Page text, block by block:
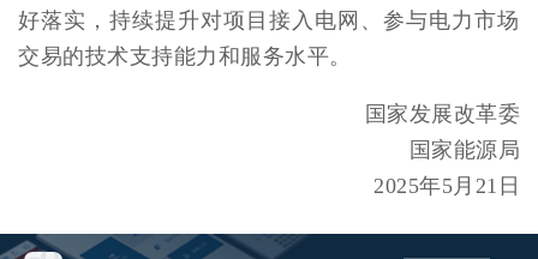
好落实，持续提升对项目接入电网、参与电力市场
交易的技术支持能力和服务水平。
国家发展改革委
国家能源局
2025年5月21日